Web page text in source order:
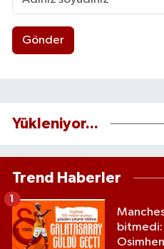
Gönder
Yükleniyor...
Trend Haberler
bitmedi:
1